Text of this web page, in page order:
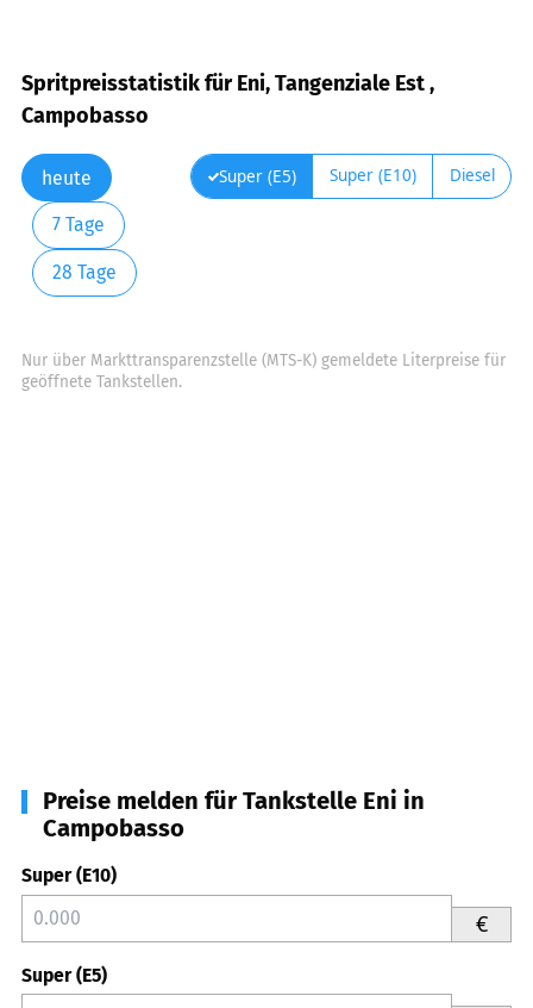
Spritpreisstatistik für Eni, Tangenziale Est ,
Campobasso
heute
7 Tage
28 Tage
Super (E5) Super (E10) Diesel
Nur über Markttransparenzstelle (MTS-K) gemeldete Literpreise für
geöffnete Tankstellen.
Preise melden für Tankstelle Eni in
Campobasso
Super (E10)
€
Super (E5)